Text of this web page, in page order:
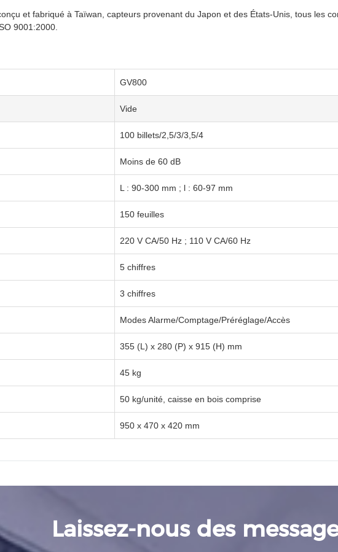
et fabriqué à Taïwan, capteurs provenant du Japon et des États-Unis, tous les
9001:2000.
GV800
Vide
100 billets/2,5/3/3,5/4
Moins de 60 dB
L : 90-300 mm ; l : 60-97 mm
150 feuilles
220 V CA/50 Hz ; 110 V CA/60 Hz
5 chiffres
3 chiffres
Modes Alarme/Comptage/Préréglage/Accès
355 (L) x 280 (P) x 915 (H) mm
45 kg
50 kg/unité, caisse en bois comprise
950 x 470 x 420 mm
Laissez-nous des